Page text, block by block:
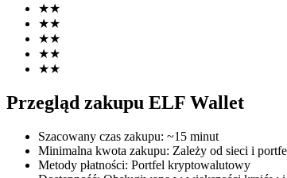
Kontrakty terminowe na USDT
★★
★★
★★
★★
★★
Przegląd zakupu ELF Wallet
Szacowany czas zakupu: ~15 minut
Minimalna kwota zakupu: Zależy od sieci i
Metody płatności: Portfel kryptowalutowy